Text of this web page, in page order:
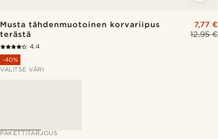
Musta tähdenmuotoinen korvariipus
terästä
12,95 €
7,77 €
4.4
-40%
VALITSE VÄRI
PAKETTITARJOUS